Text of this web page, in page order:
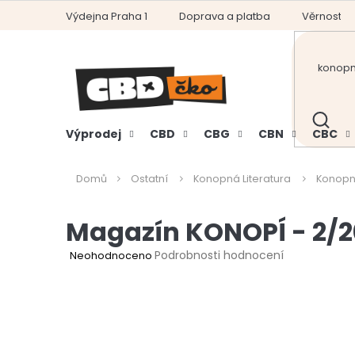
Výdejna Praha 1 Doprava a platba Věrnostní
HLEDAT
Výprodej CBD CBG CBN CBC
Domů Ostatní Konopná Literatura
Magazín KONOPÍ - 2/
Průměrné
Neohodnoceno Podrobnosti hodnocení